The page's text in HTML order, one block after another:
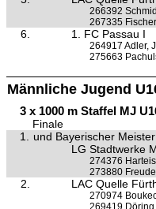
266392
267335
6. 1. FC Passau I
264917 Adler,
275663
Männliche Jugend
3 x 1000 m Staffel MJ
Finale
1.
und Bayerischer Meister
LG Stadtwerke
274376
273880
2. LAC Quelle
270974
269419